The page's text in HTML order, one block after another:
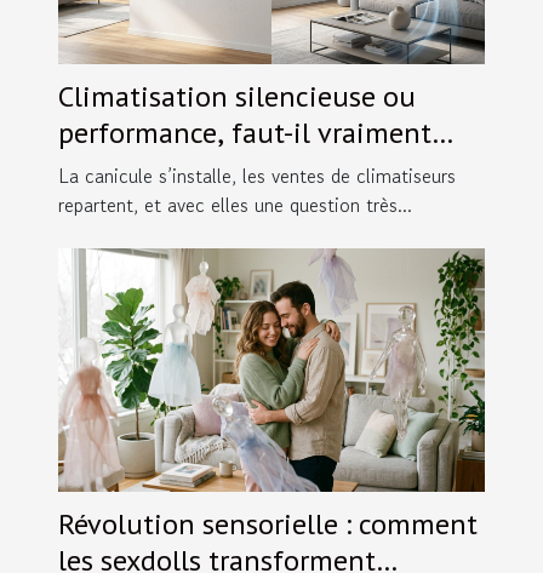
Climatisation silencieuse ou
performance, faut-il vraiment
choisir ?
La canicule s’installe, les ventes de climatiseurs
repartent, et avec elles une question très...
Révolution sensorielle : comment
les sexdolls transforment